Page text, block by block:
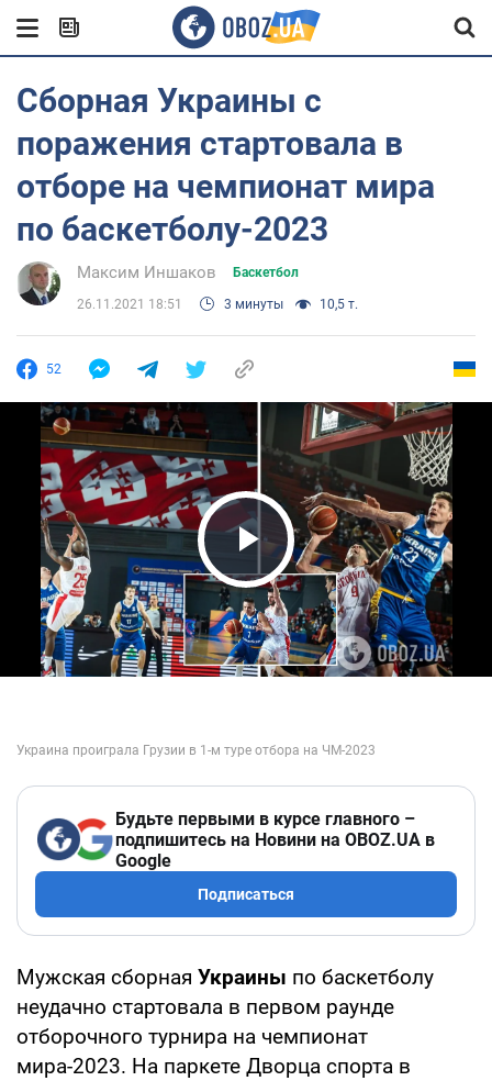
Сборная Украины с
поражения стартовала в
отборе на чемпионат мира
по баскетболу-2023
Максим Иншаков Баскетбол
26.11.2021 18:51 3 минуты 10,5 т.
52
Play Video
Будьте первыми в курсе главного –
подпишитесь на Новини на OBOZ.UA в
Google
Подписаться
Мужская сборная Украины по баскетболу
неудачно стартовала в первом раунде
отборочного турнира на чемпионат
мира-2023. На паркете Дворца спорта в